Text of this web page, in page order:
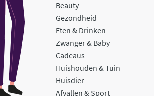
Beauty
Gezondheid
Eten & Drinken
Zwanger & Baby
Cadeaus
Huishouden & Tuin
Huisdier
Afvallen & Sport